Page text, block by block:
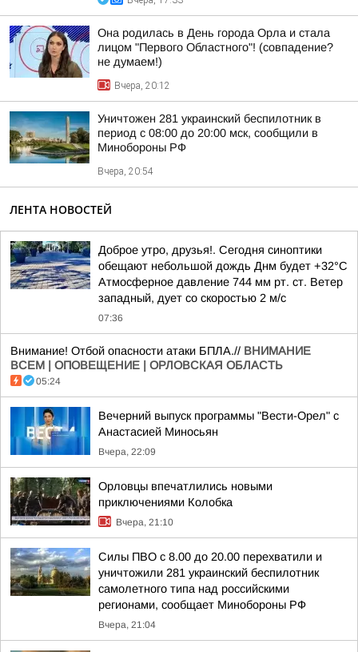
Она родилась в День города Орла и стала
лицом "Первого Областного"! (совпадение?
не думаем!)
Вчера, 20:12
Уничтожен 281 украинский беспилотник в
период с 08:00 до 20:00 мск, сообщили в
Минобороны РФ
Вчера, 20:54
ЛЕНТА НОВОСТЕЙ
Доброе утро, друзья!. Сегодня синоптики
обещают небольшой дождь Днм будет +32°С
Атмосферное давление 744 мм рт. ст. Ветер
западный, дует со скоростью 2 м/с
07:36
Внимание! Отбой опасности атаки БПЛА.// ВНИМАНИЕ
ВСЕМ | ОПОВЕЩЕНИЕ | ОРЛОВСКАЯ ОБЛАСТЬ
05:24
Вечерний выпуск программы "Вести-Орел" с
Анастасией Миносьян
Вчера, 22:09
Орловцы впечатлились новыми
приключениями Колобка
Вчера, 21:10
Силы ПВО с 8.00 до 20.00 перехватили и
уничтожили 281 украинский беспилотник
самолетного типа над российскими
регионами, сообщает Минобороны РФ
Вчера, 21:04